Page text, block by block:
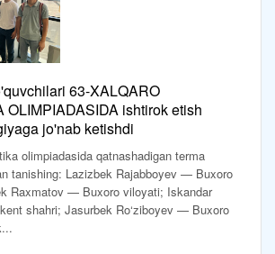
63-XALQARO
OLIMPIADASIDA ishtirok etish
jo'nab ketishdi
olimpiadasida qatnashadigan terma
tanishing: Lazizbek Rajabboyev — Buxoro
Raxmatov — Buxoro viloyati; Iskandar
shahri; Jasurbek Ro‘ziboyev — Buxoro